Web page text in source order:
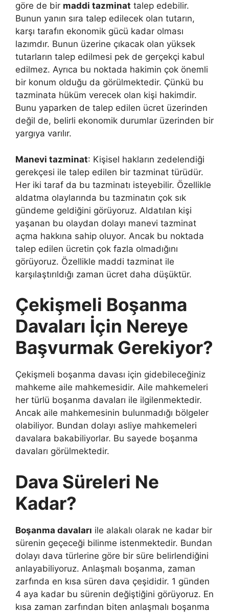
göre de bir maddi tazminat talep edebilir.
Bunun yanın sıra talep edilecek olan tutarın,
karşı tarafın ekonomik gücü kadar olması
lazımdır. Bunun üzerine çıkacak olan yüksek
tutarların talep edilmesi pek de gerçekçi kabul
edilmez. Ayrıca bu noktada hakimin çok önemli
bir konum olduğu da görülmektedir. Çünkü bu
tazminata hüküm verecek olan kişi hakimdir.
Bunu yaparken de talep edilen ücret üzerinden
değil de, belirli ekonomik durumlar üzerinden bir
yargıya varılır.
Manevi tazminat: Kişisel hakların zedelendiği
gerekçesi ile talep edilen bir tazminat türüdür.
Her iki taraf da bu tazminatı isteyebilir. Özellikle
aldatma olaylarında bu tazminatın çok sık
gündeme geldiğini görüyoruz. Aldatılan kişi
yaşanan bu olaydan dolayı manevi tazminat
açma hakkına sahip oluyor. Ancak bu noktada
talep edilen ücretin çok fazla olmadığını
görüyoruz. Özellikle maddi tazminat ile
karşılaştırıldığı zaman ücret daha düşüktür.
Çekişmeli Boşanma
Davaları İçin Nereye
Başvurmak Gerekiyor?
Çekişmeli boşanma davası için gidebileceğiniz
mahkeme aile mahkemesidir. Aile mahkemeleri
her türlü boşanma davaları ile ilgilenmektedir.
Ancak aile mahkemesinin bulunmadığı bölgeler
olabiliyor. Bundan dolayı asliye mahkemeleri
davalara bakabiliyorlar. Bu sayede boşanma
davaları görülmektedir.
Dava Süreleri Ne
Kadar?
Boşanma davaları ile alakalı olarak ne kadar bir
sürenin geçeceği bilinme istenmektedir. Bundan
dolayı dava türlerine göre bir süre belirlendiğini
anlayabiliyoruz. Anlaşmalı boşanma, zaman
zarfında en kısa süren dava çeşididir. 1 günden
4 aya kadar bu sürenin değiştiğini görüyoruz. En
kısa zaman zarfından biten anlaşmalı boşanma